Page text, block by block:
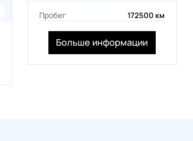
Пробег 172500 км
Больше информации